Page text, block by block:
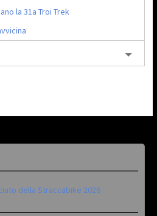
la 31a Troi Trek
della Straccabike 2026